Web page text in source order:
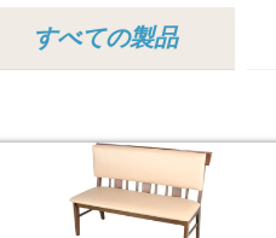
すべての製品